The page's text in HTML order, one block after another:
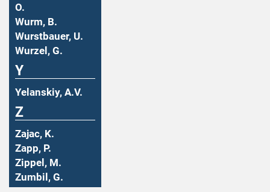
O.
Wurm, B.
Wurstbauer, U.
Wurzel, G.
Y
Yelanskiy, A.V.
Z
Zajac, K.
Zapp, P.
Zippel, M.
Zumbil, G.